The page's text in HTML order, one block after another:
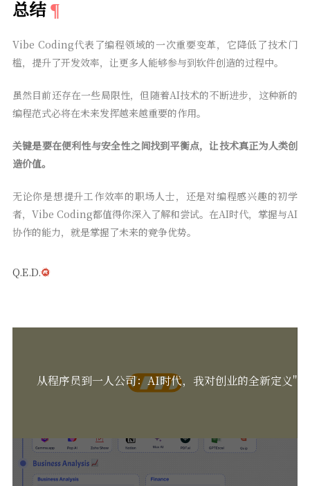
总结
Vibe Coding代表了编程领域的一次重要变革，它降低了技术门
槛，提升了开发效率，让更多人能够参与到软件创造的过程中。
虽然目前还存在一些局限性，但随着AI技术的不断进步，这种新的
编程范式必将在未来发挥越来越重要的作用。
关键是要在便利性与安全性之间找到平衡点，让技术真正为人类创
造价值。
无论你是想提升工作效率的职场人士，还是对编程感兴趣的初学
者，Vibe Coding都值得你深入了解和尝试。在AI时代，掌握与AI
协作的能力，就是掌握了未来的竞争优势。
Q.E.D.
从程序员到一人公司：AI时代，我对创业的全新定义"